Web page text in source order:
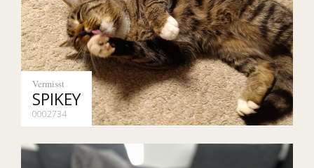
Vermisst
SPIKEY
0002734